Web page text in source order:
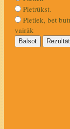
Pietrūkst.
Pietiek, bet
vairāk